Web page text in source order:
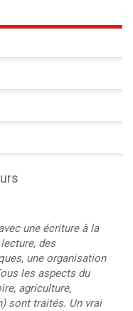
une écriture à la
des
une organisation
les aspects du
agriculture,
sont traités. Un vrai